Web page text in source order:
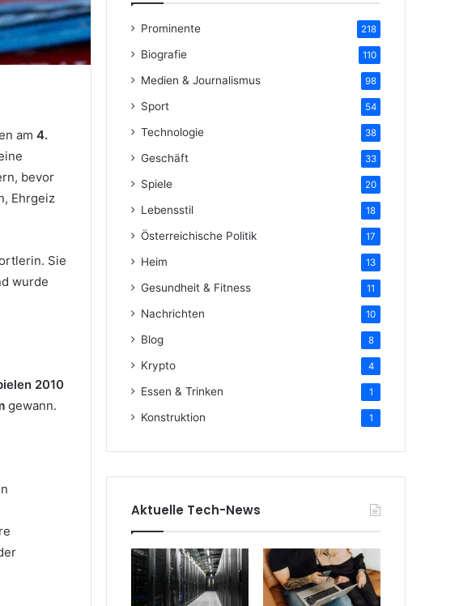
am 4.
bevor
Ehrgeiz
Sie
wurde
2010
gewann.
Prominente 218
Biografie 110
Medien & Journalismus 98
Sport 54
Technologie 38
Geschäft 33
Spiele 20
Lebensstil 18
Österreichische Politik 17
Heim 13
Gesundheit & Fitness 11
Nachrichten 10
Blog 8
Krypto 4
Essen & Trinken 1
Konstruktion 1
Aktuelle Tech-News